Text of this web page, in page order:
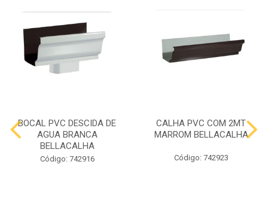
BOCAL PVC DESCIDA DE
AGUA BRANCA
BELLACALHA
Código: 742916
CALHA PVC COM 2MT
MARROM BELLACALHA
Código: 742923